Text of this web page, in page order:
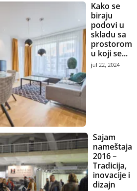
Kako se
biraju
podovi u
skladu sa
prostorom
u koji se...
jul 22, 2024
Sajam
nameštaja
2016 –
Tradicija,
inovacije i
dizajn